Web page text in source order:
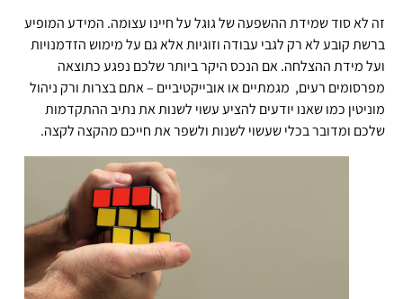
זה לא סוד שמידת ההשפעה של גוגל על חיינו עצומה. המידע המופיע
ברשת קובע לא רק לגבי עבודה וזוגיות אלא גם על מימוש הזדמנויות
ועל מידת ההצלחה. אם הנכס היקר ביותר שלכם נפגע כתוצאה
מפרסומים רעים, מגמתיים או אובייקטיביים – אתם בצרות ורק ניהול
מוניטין כמו שאנו יודעים להציע עשוי לשנות את נתיב ההתקדמות
שלכם ומדובר בכלי שעשוי לשנות ולשפר את חייכם מהקצה לקצה.